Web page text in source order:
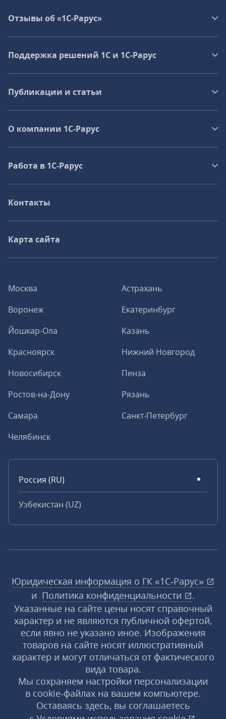
Москва
Астрахань
Воронеж
Екатеринбург
Йошкар-Ола
Казань
Красноярск
Нижний Новгород
Новосибирск
Пенза
Ростов-на-Дону
Рязань
Самара
Санкт-Петербург
Челябинск
Россия (RU)
Узбекистан (UZ)
Отзывы об «1С-Рарус»
Поддержка решений 1С и 1С‑Рарус
Публикации и статьи
О компании 1C-Рарус
Работа в 1С‑Рарус
Контакты
Карта сайта
Юридическая информация о ГК «1С‑Рарус»
и Политика конфиденциальности
.
Указанные на сайте цены носят справочный
характер и не являются публичной офертой,
если явно не указано иное. Изображения
товаров на сайте носят иллюстративный
характер и могут отличаться от фактического
вида товара.
Мы сохраняем настройки персонализации
в cookie‑файлах на вашем компьютере.
Оставаясь здесь, вы соглашаетесь